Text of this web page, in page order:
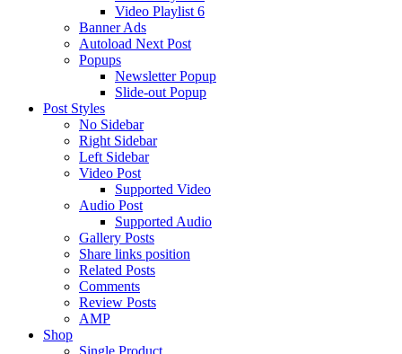
Video Playlist 6
Banner Ads
Autoload Next Post
Popups
Newsletter Popup
Slide-out Popup
Post Styles
No Sidebar
Right Sidebar
Left Sidebar
Video Post
Supported Video
Audio Post
Supported Audio
Gallery Posts
Share links position
Related Posts
Comments
Review Posts
AMP
Shop
Single Product